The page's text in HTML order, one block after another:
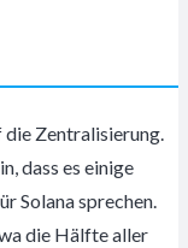
Zentralisierung.
dass es einige
Solana sprechen.
die Hälfte aller